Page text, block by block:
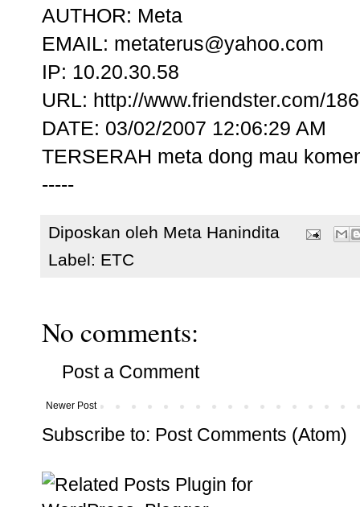
AUTHOR: Meta
EMAIL: metaterus@yahoo.com
IP: 10.20.30.58
URL: http://www.friendster.com/
DATE: 03/02/2007 12:06:29 AM
TERSERAH meta dong mau
-----
Diposkan oleh Meta Hanindita
Label: ETC
No comments:
Post a Comment
Newer Post
Subscribe to: Post Comments (Atom)